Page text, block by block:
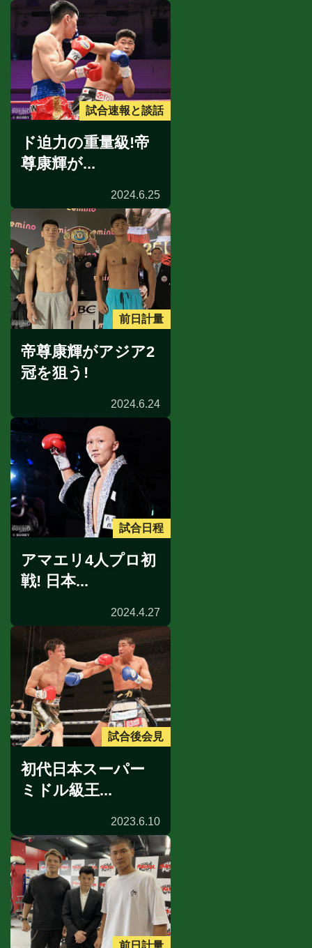
試合速報と談話
ド迫力の重量級!帝
尊康輝が...
2024.6.25
前日計量
帝尊康輝がアジア2
冠を狙う!
2024.6.24
試合日程
アマエリ4人プロ初
戦! 日本...
2024.4.27
試合後会見
初代日本スーパー
ミドル級王...
2023.6.10
前日計量